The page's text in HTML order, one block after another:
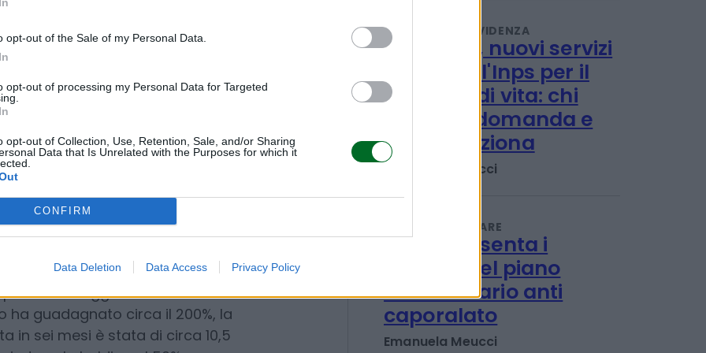
opt-out of the Sale of my Personal Data.
opt-out of processing my Personal Data for Targeted
opt-out of Collection, Use, Retention, Sale, and/or Sharing
Data that Is Unrelated with the Purposes for which it
CONFIRM
Data Deletion Data Access Privacy Policy
che la holding pubblica
il 27,5%, il valore
Redazione
PENSIONI E PREVIDENZA
Disabilità, nuovi servizi
online dell'Inps per il
Progetto di vita: chi
può fare domanda e
Emanuela Meucci
LAVORO E WELFARE
L'Inps presenta i
risultati del piano